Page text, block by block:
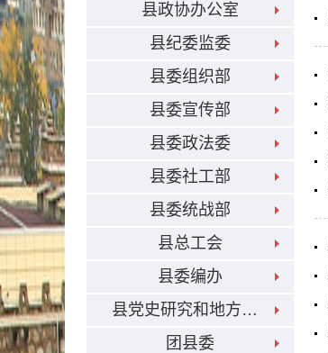
县政协办公室
县纪委监委
县委组织部
县委宣传部
县委政法委
县委社工部
县委统战部
县总工会
县委编办
县党史研究和地方志编纂中心
团县委